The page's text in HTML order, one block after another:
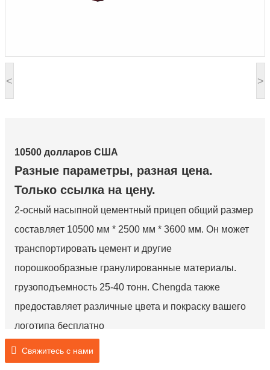
< >
10500 долларов США
Разные параметры, разная цена.
Только ссылка на цену.
2-осный насыпной цементный прицеп общий размер
составляет 10500 мм * 2500 мм * 3600 мм. Он может
транспортировать цемент и другие
порошкообразные гранулированные материалы.
грузоподъемность 25-40 тонн. Chengda также
предоставляет различные цвета и покраску вашего
логотипа бесплатно
Бренд: Чэнда
Номер модели: SCD9406GFL
Свяжитесь с нами